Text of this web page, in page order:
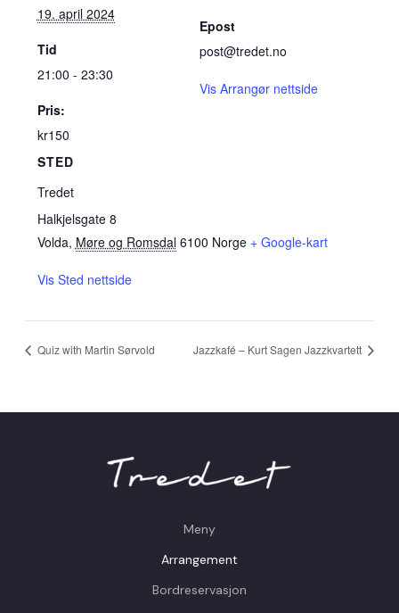
19. april 2024
Tid
21:00 - 23:30
Pris:
kr150
STED
Tredet
Halkjelsgate 8
Volda, Møre og Romsdal 6100 Norge + Google-kart
Vis Sted nettside
Epost
post@tredet.no
Vis Arrangør nettside
Quiz with Martin Sørvold Jazzkafé – Kurt Sagen Jazzkvartett
Meny
Arrangement
Bordreservasjon